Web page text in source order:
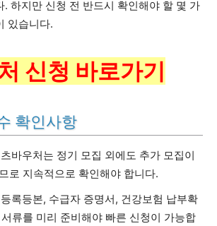
. 하지만 신청 전 반드시 확인해야 할 몇 가
있습니다.
신청 바로가기
확인사항
바우처는 정기 모집 외에도 추가 모집이
로 지속적으로 확인해야 합니다.
록등본, 수급자 증명서, 건강보험 납부확
류를 미리 준비해야 빠른 신청이 가능합